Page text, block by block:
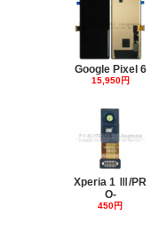
Google Pixel 6
15,950円
Xperia 1 Ⅲ/PR
O-
450円